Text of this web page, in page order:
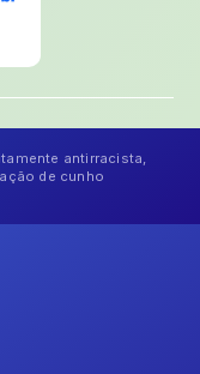
antirracista,
de cunho